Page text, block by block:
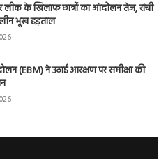
लीक के खिलाफ छात्रों का आंदोलन तेज, रांची
भूख हड़ताल
(EBM) ने उठाई आरक्षण पर समीक्षा की